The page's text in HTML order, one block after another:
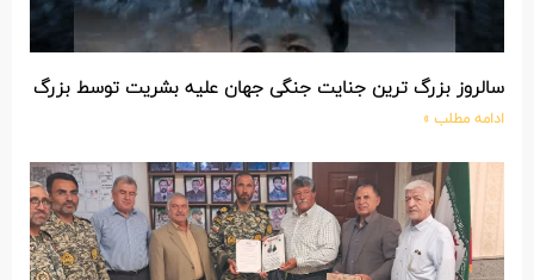
سالروز بزرگ ترین جنایت جنگی جهان علیه بشریت توسط بزرگ
ادامه مطلب »